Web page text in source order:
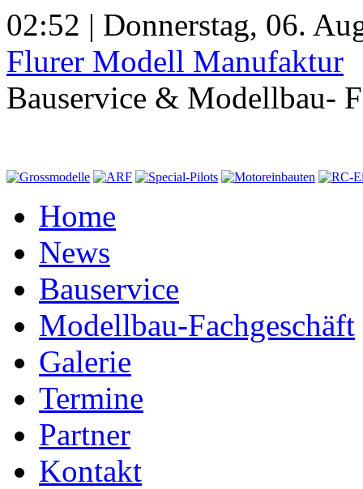
02:52 | Donnerstag, 06.
Flurer Modell Manufaktur
Bauservice & Modellbau-
Home
News
Bauservice
Modellbau-Fachgeschäft
Galerie
Termine
Partner
Kontakt